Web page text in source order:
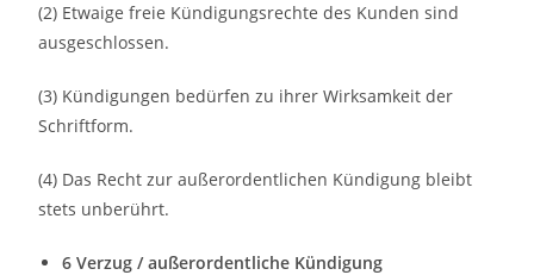
(2) Etwaige freie Kündigungsrechte des Kunden sind
ausgeschlossen.
(3) Kündigungen bedürfen zu ihrer Wirksamkeit der
Schriftform.
(4) Das Recht zur außerordentlichen Kündigung bleibt
stets unberührt.
6 Verzug / außerordentliche Kündigung